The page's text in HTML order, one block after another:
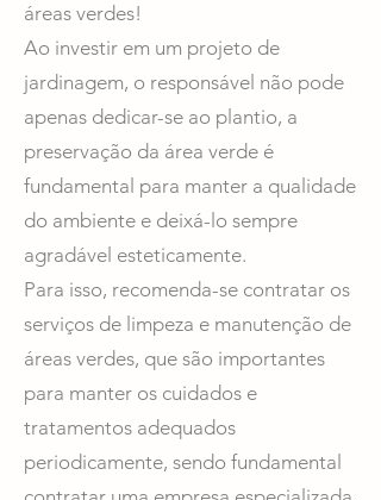
áreas verdes!
Ao investir em um projeto de
jardinagem, o responsável não pode
apenas dedicar-se ao plantio, a
preservação da área verde é
fundamental para manter a qualidade
do ambiente e deixá-lo sempre
agradável esteticamente.
Para isso, recomenda-se contratar os
serviços de limpeza e manutenção de
áreas verdes, que são importantes
para manter os cuidados e
tratamentos adequados
periodicamente, sendo fundamental